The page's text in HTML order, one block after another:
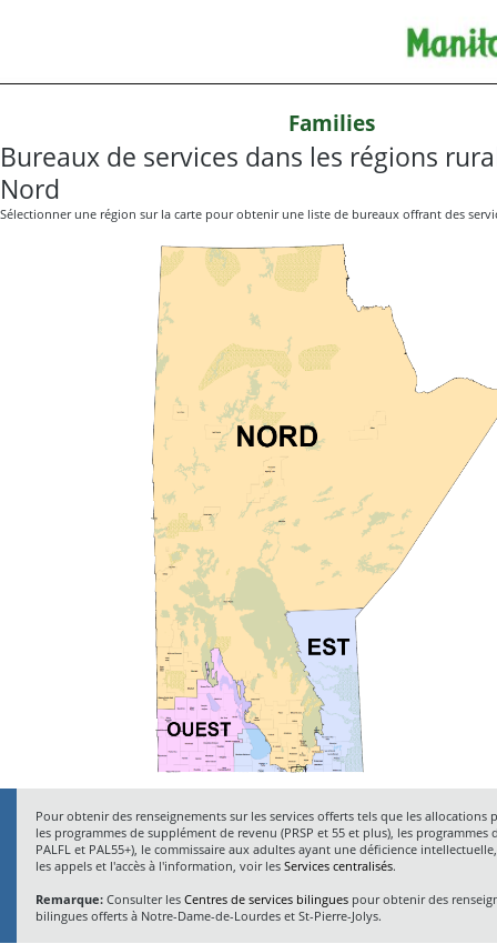
Families
Bureaux de services dans les régions
Nord
Sélectionner une région sur la carte pour obtenir une liste de bureaux offrant des
Pour obtenir des renseignements sur les services offerts tels que les allocations
les programmes de supplément de revenu (PRSP et 55 et plus), les programmes
PALFL et PAL55+), le commissaire aux adultes ayant une déficience
les appels et l'accès à l'information, voir les Services centralisés.
Remarque: Consulter les Centres de services bilingues pour obtenir des
bilingues offerts à Notre-Dame-de-Lourdes et St-Pierre-Jolys.